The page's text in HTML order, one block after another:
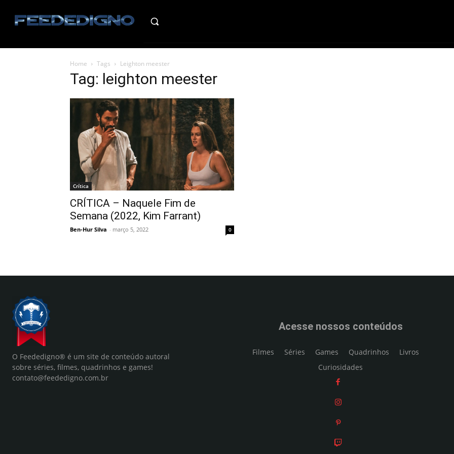
Home Tags Leighton meester
Tag: leighton meester
Crítica
CRÍTICA – Naquele Fim de
Semana (2022, Kim Farrant)
Ben-Hur Silva - março 5, 2022 0
O Feededigno® é um site de conteúdo autoral
sobre séries, filmes, quadrinhos e games!
contato@feededigno.com.br
Acesse nossos conteúdos
Filmes Séries Games Quadrinhos
Livros
Curiosidades